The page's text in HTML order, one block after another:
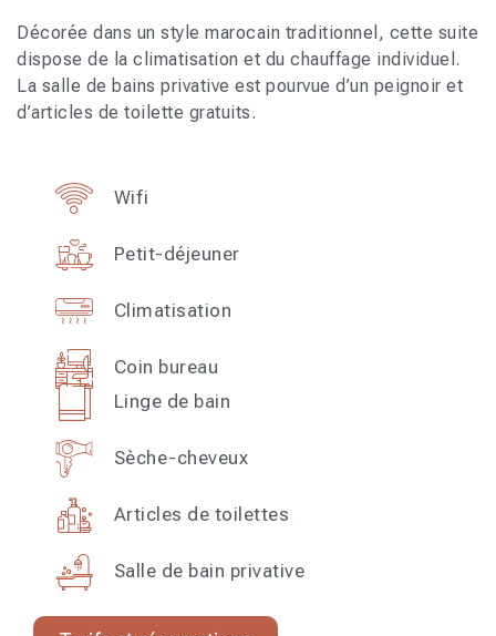
Décorée dans un style marocain traditionnel, cette suite
dispose de la climatisation et du chauffage individuel.
La salle de bains privative est pourvue d’un peignoir et
d’articles de toilette gratuits.
Wifi
Petit-déjeuner
Climatisation
Coin bureau
Linge de bain
Sèche-cheveux
Articles de toilettes
Salle de bain privative